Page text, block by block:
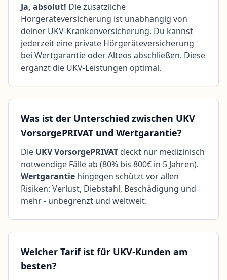
Ja, absolut! Die zusätzliche
Hörgeräteversicherung ist unabhängig von
deiner UKV-Krankenversicherung. Du kannst
jederzeit eine private Hörgeräteversicherung
bei Wertgarantie oder Alteos abschließen. Diese
ergänzt die UKV-Leistungen optimal.
Was ist der Unterschied zwischen UKV
VorsorgePRIVAT und Wertgarantie?
Die UKV VorsorgePRIVAT deckt nur medizinisch
notwendige Fälle ab (80% bis 800€ in 5 Jahren).
Wertgarantie hingegen schützt vor allen
Risiken: Verlust, Diebstahl, Beschädigung und
mehr - unbegrenzt und weltweit.
Welcher Tarif ist für UKV-Kunden am
besten?